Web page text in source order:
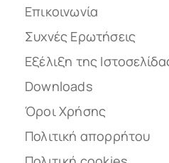
Επικοινωνία
Συχνές Ερωτήσεις
Εξέλιξη της
Downloads
Όροι Χρήσης
Πολιτική απορρήτου